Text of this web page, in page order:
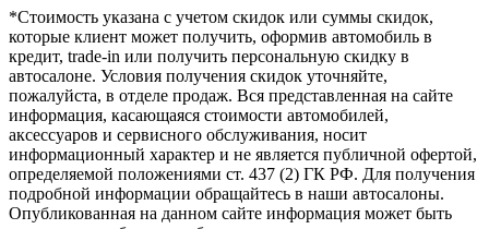
*Стоимость указана с учетом скидок или суммы скидок,
которые клиент может получить, оформив автомобиль в
кредит, trade-in или получить персональную скидку в
автосалоне. Условия получения скидок уточняйте,
пожалуйста, в отделе продаж. Вся представленная на сайте
информация, касающаяся стоимости автомобилей,
аксессуаров и сервисного обслуживания, носит
информационный характер и не является публичной офертой,
определяемой положениями ст. 437 (2) ГК РФ. Для получения
подробной информации обращайтесь в наши автосалоны.
Опубликованная на данном сайте информация может быть